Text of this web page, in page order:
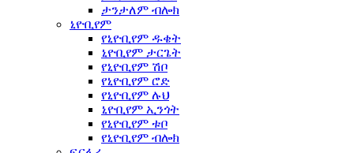
ታንታለም ብሎክ
ኒዮቢየም
የኒዮቢየም ዱቄት
ኒዮቢየም ታርጌት
የኒዮቢየም ሽቦ
የኒዮቢየም ሮድ
የኒዮቢየም ሉህ
ኒዮቢየም ኢንጎት
የኒዮቢየም ቱቦ
የኒዮቢየም ብሎክ